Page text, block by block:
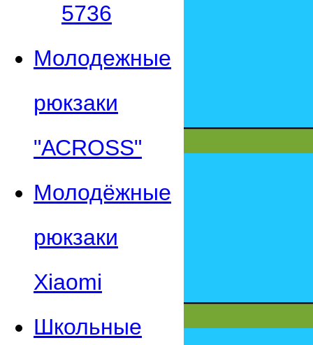
5736
Молодежные
рюкзаки
"АСROSS"
Молодёжные
рюкзаки
Xiaomi
Школьные